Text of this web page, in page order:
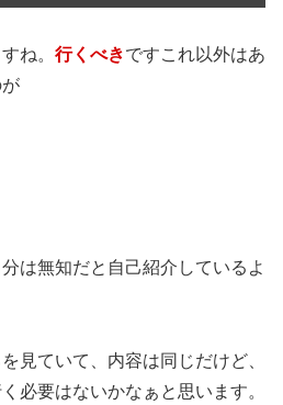
ね。 行くべきですこれ以外はあ
は無知だと自己紹介しているよ
見ていて、内容は同じだけど、
必要はないかなぁと思います。